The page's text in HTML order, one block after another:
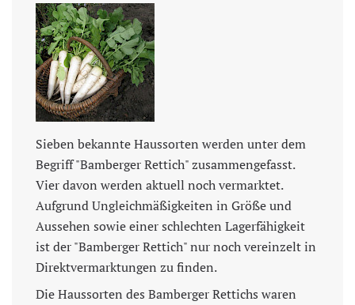
Sieben bekannte Haussorten werden unter dem
Begriff "Bamberger Rettich" zusammengefasst.
Vier davon werden aktuell noch vermarktet.
Aufgrund Ungleichmäßigkeiten in Größe und
Aussehen sowie einer schlechten Lagerfähigkeit
ist der "Bamberger Rettich" nur noch vereinzelt in
Direktvermarktungen zu finden.
Die Haussorten des Bamberger Rettichs waren